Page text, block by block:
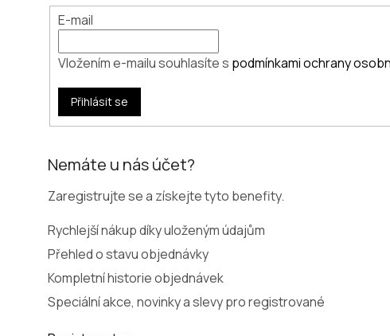
E-mail
Vložením e-mailu souhlasíte s podmínkami ochrany
Přihlásit se
Nemáte u nás účet?
Zaregistrujte se a získejte tyto benefity.
Rychlejší nákup díky uloženým údajům
Přehled o stavu objednávky
Kompletní historie objednávek
Speciální akce, novinky a slevy pro registrované